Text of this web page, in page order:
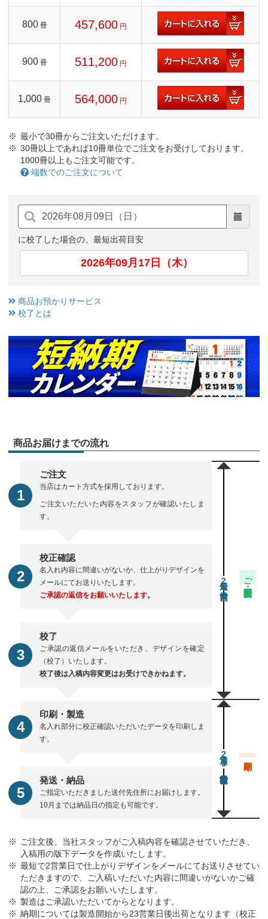
800 冊 457,600 円
900 冊 511,200 円
1,000 冊 564,000 円
最小で30冊からご注文いただけます。
30冊以上であれば10冊単位でご注文をお受けしております。
1000冊以上もご注文可能です。
端数でのご注文について
に校了した場合の、最短出荷目安
2026年09月17日（木）
商品お預かりサービス
校了とは
商品お届けまでの流れ
ご注文
当店はカート方式を採用しております。
ご注文いただいた内容をスタッフが確認いたしま
す。
校正確認
名入れ内容に間違いがないか、仕上がりデザインを
メールにてお送りいたします。
ご承認の返信をお願いいたします。
校了
ご承認の返信メールをいただき、デザインを確定
（校了）いたします。
校了後は入稿内容変更はお受けできかねます。
2 ご注文・校正期間
印刷・製造
名入れ部分に校正確認いただいたデータを印刷しま
す。
発送・納品
ご指定いただきました送付先住所にお届けします。
10月までは納品日の指定も可能です。
通常23営業日後出荷
ご注文後、当社スタッフがご入稿内容を確認させていただき、
入稿用の版下データを作成いたします。
最短で2営業日で仕上がりデザインをメールにてお送りさせてい
ただきますので、ご入稿いただいた内容に間違いがないかご確
認の上、ご承認をお願いいたします。
製造はご承認いただいてからとなります。
納期については製造開始から23営業日後出荷となります（校正